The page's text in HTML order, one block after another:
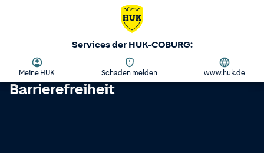
Services der HUK-COBURG:
Meine HUK Schaden melden www.huk.de
Barrierefreiheit